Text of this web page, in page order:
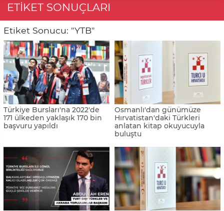
ETIKET SONUÇLARI
Etiket Sonucu: "YTB"
Türkiye Bursları'na 2022'de
171 ülkeden yaklaşık 170 bin
başvuru yapıldı
Osmanlı'dan günümüze
Hırvatistan'daki Türkleri
anlatan kitap okuyucuyla
buluştu